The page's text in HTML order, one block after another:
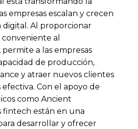
empresas escalan y crecen
digital. Al proporcionar
al
a las empresas
de producción,
y atraer nuevos clientes
Con el apoyo de
como Ancient
fintech están en una
desarrollar y ofrecer